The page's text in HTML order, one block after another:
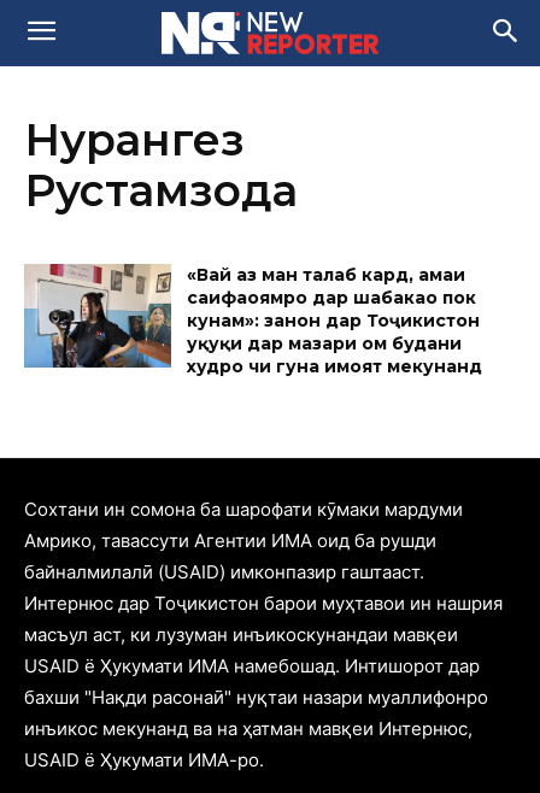
Нурангез
Рустамзода
«Вай аз ман талаб кард, ҳамаи
саҳифаҳоямро дар шабакаҳо пок
кунам»: занон дар Тоҷикистон
ҳуқуқи дар мазҳари ом будани
худро чи гуна ҳимоят мекунанд
Cохтани ин сомона ба шарофати кӯмаки мардуми
Амрико, тавассути Агентии ИМА оид ба рушди
байналмилалӣ (USAID) имконпазир гаштааст.
Интернюс дар Тоҷикистон барои муҳтавои ин нашрия
масъул аст, ки лузуман инъикоскунандаи мавқеи
USAID ё Ҳукумати ИМА намебошад. Интишорот дар
бахши "Нақди расонаӣ" нуқтаи назари муаллифонро
инъикос мекунанд ва на ҳатман мавқеи Интернюс,
USAID ё Ҳукумати ИМА-ро.